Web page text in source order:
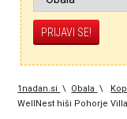
1nadan.si \ Obala \
WellNest hiši Pohorje